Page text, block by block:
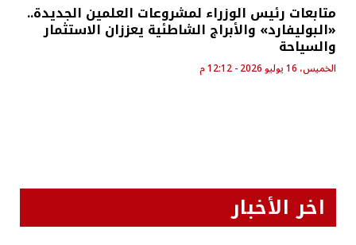
متابعات رئيس الوزراء لمشروعات العلمين الجديدة..
«البوليفارد» والأبراج الشاطئية يعززان الاستثمار
والسياحة
الخميس، 16 يوليو 2026 - 12:12 م
اخر الأخبار